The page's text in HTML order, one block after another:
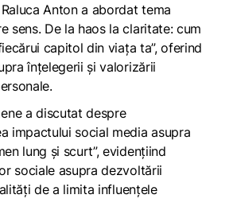
Anton a abordat tema
sens. De la haos la claritate: cum
capitol din viața ta”, oferind
înțelegerii și valorizării
a discutat despre
impactului social media asupra
lung și scurt”, evidențiind
sociale asupra dezvoltării
de a limita influențele